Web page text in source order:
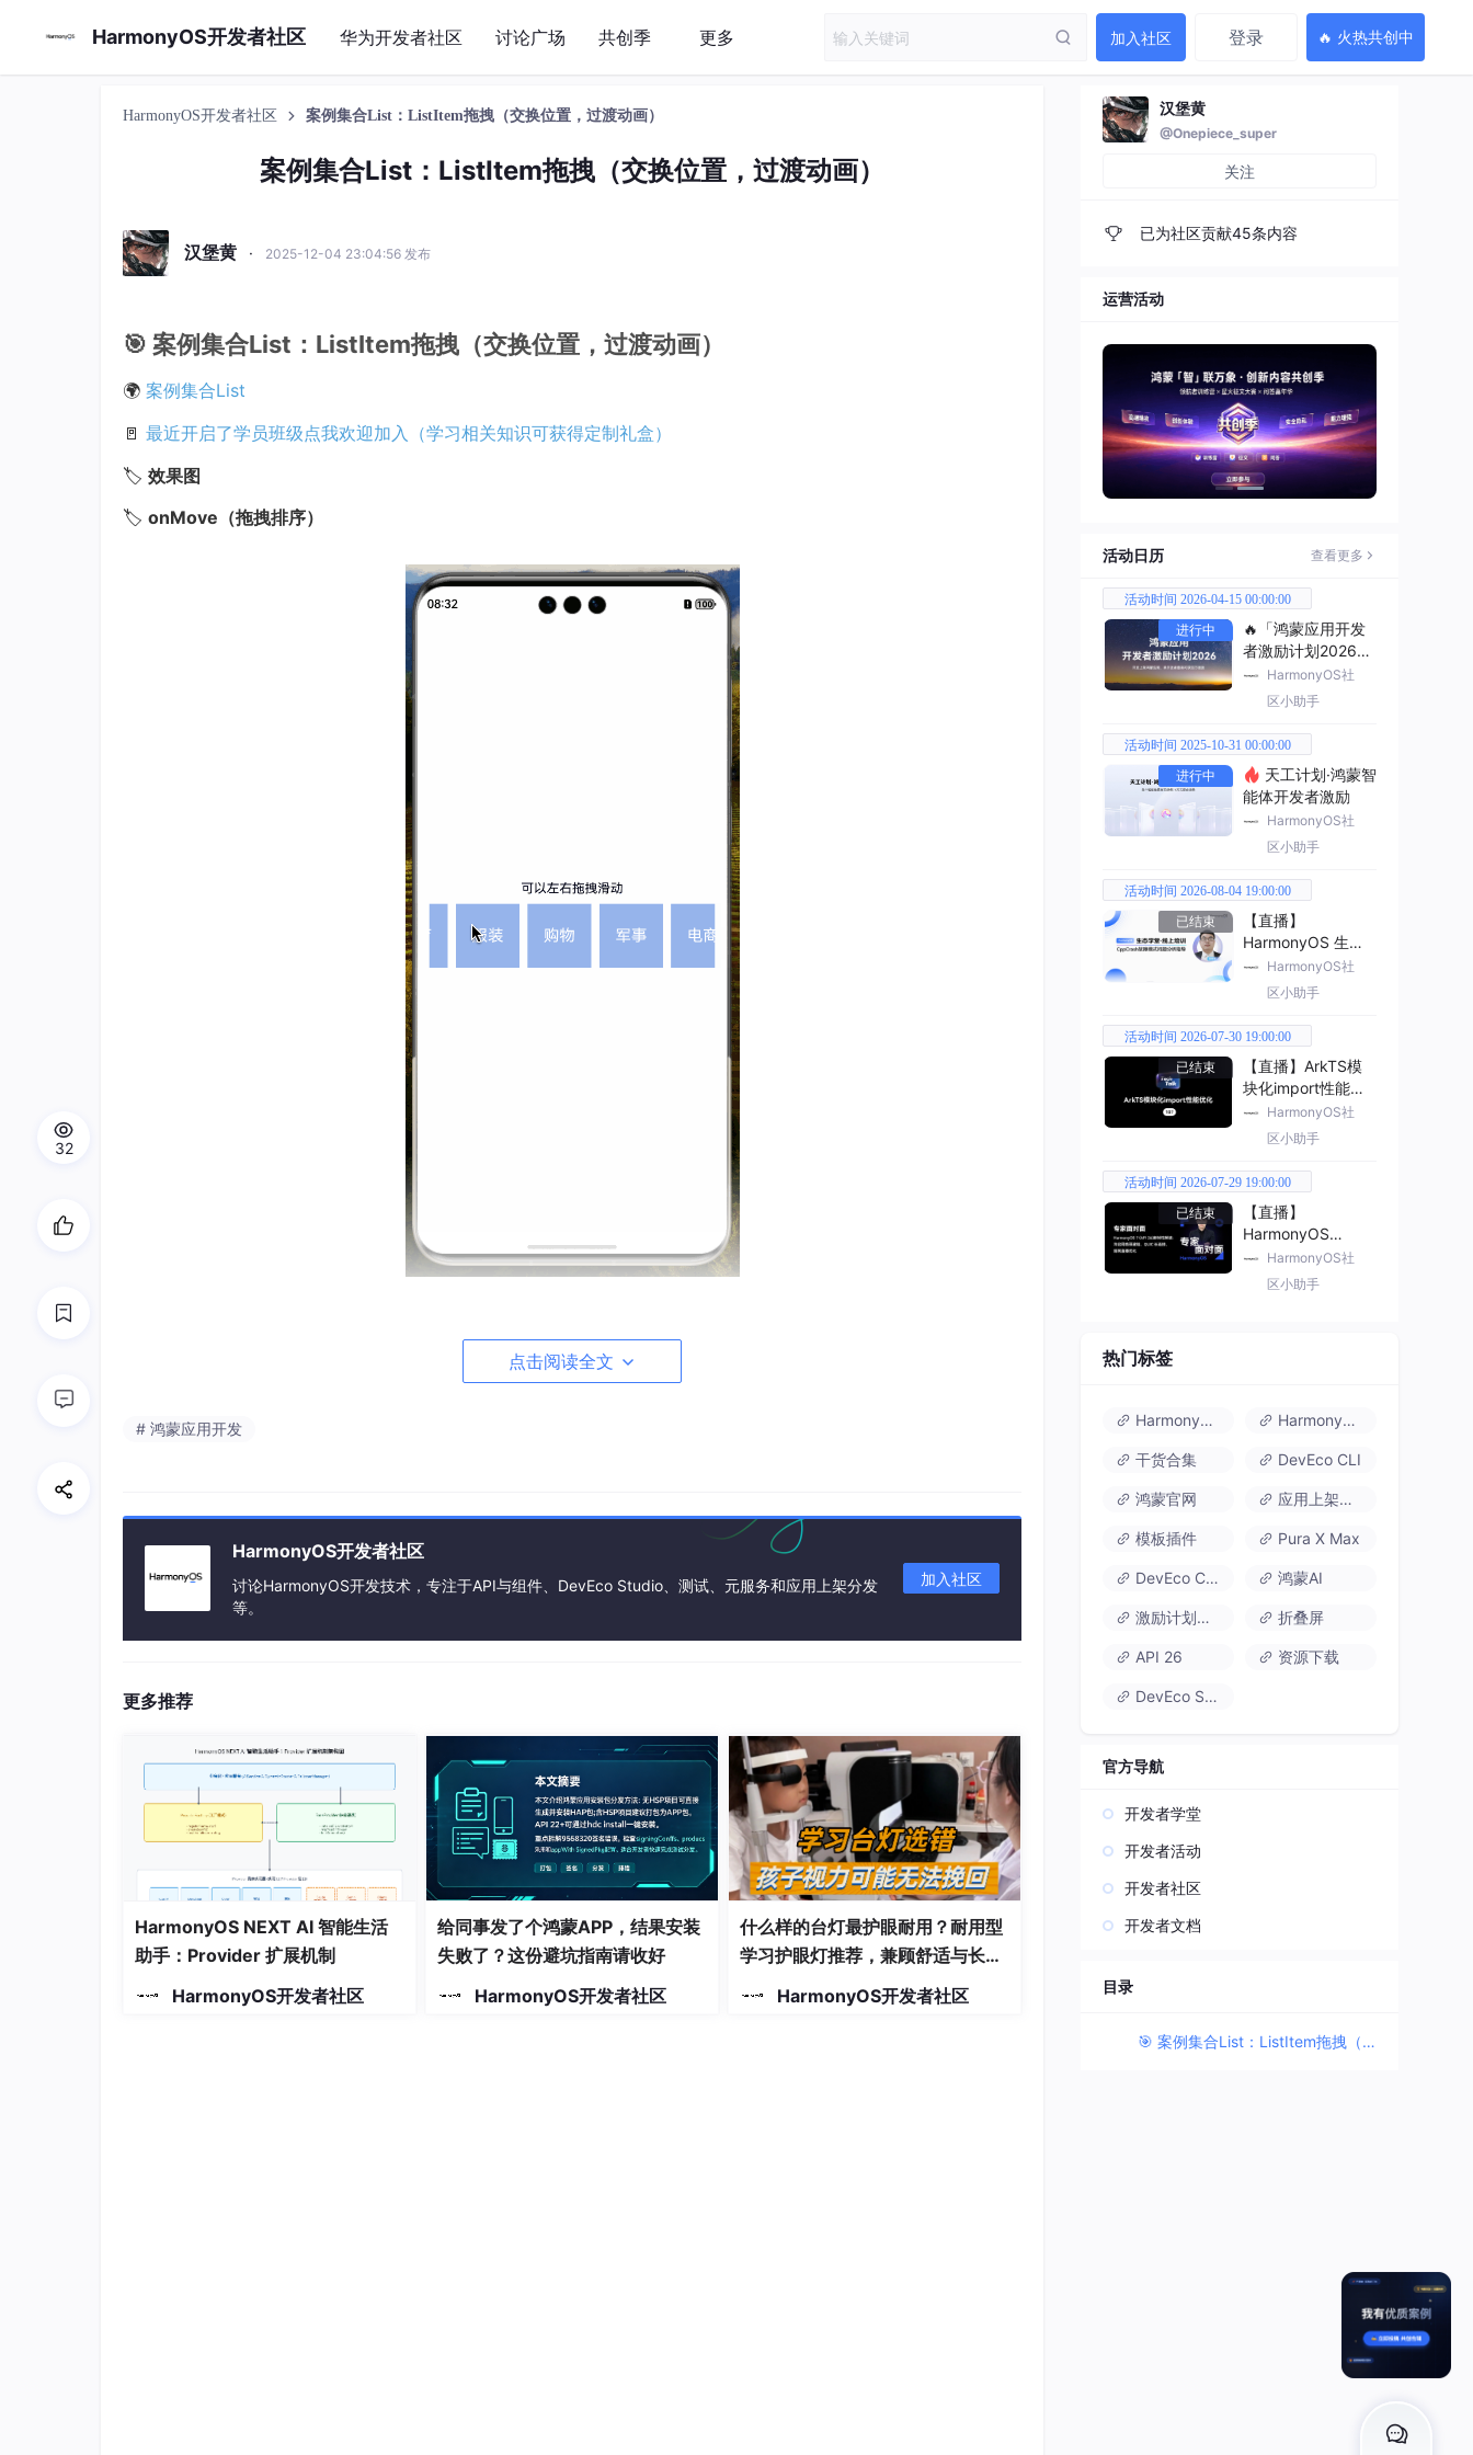
HarmonyOS开发者社区 华为开发者社区 讨论广场 共创季 更多 加入社区 登录 🔥 火热共创中
HarmonyOS开发者社区 案例集合List：ListItem拖拽（交换位置，过渡动画）
案例集合List：ListItem拖拽（交换位置，过渡动画）
汉堡黄 · 2025-12-04 23:04:56 发布
🎯 案例集合List：ListItem拖拽（交换位置，过渡动画）
🌍 案例集合List
🚪 最近开启了学员班级点我欢迎加入（学习相关知识可获得定制礼盒）
🏷️ 效果图
🏷 onMove（拖拽排序）
点击阅读全文
# 鸿蒙应用开发
HarmonyOS开发者社区
讨论HarmonyOS开发技术，专注于API与组件、DevEco Studio、测试、元服务和应用上架分发
等。
加入社区
更多推荐
HarmonyOS NEXT AI 智能生活
助手：Provider 扩展机制
HarmonyOS开发者社区
给同事发了个鸿蒙APP，结果安装
失败了？这份避坑指南请收好
HarmonyOS开发者社区
什么样的台灯最护眼耐用？耐用型
学习护眼灯推荐，兼顾舒适与长久
HarmonyOS开发者社区
32
汉堡黄
@Onepiece_super
关注
已为社区贡献45条内容
运营活动
活动日历 查看更多
活动时间 2026-04-15 00:00:00
进行中
🔥「鸿蒙应用开发
者激励计划2026」
已开启HarmonyOS社
区小助手
活动时间 2025-10-31 00:00:00
进行中
能体开发者激励
HarmonyOS社
区小助手
活动时间 2026-08-04 19:00:00
已结束
【直播】
HarmonyOS 生态
学堂·线上培训
HarmonyOS社
区小助手
活动时间 2026-07-30 19:00:00
已结束
【直播】ArkTS模
块化import性能优
化 HarmonyOS社
区小助手
活动时间 2026-07-29 19:00:00
已结束
【直播】
HarmonyOS
7（API 26） 新特
性解读
HarmonyOS社
区小助手
热门标签
HarmonyOS 6 HarmonyOS 7.0
干货合集 DevEco CLI
鸿蒙官网 应用上架速通
模板插件 Pura X Max
DevEco Code 鸿蒙AI
激励计划达标指南 折叠屏
API 26 资源下载
DevEco Studio
官方导航
开发者学堂
开发者活动
开发者社区
开发者文档
目录
🎯 案例集合List：ListItem拖拽（交换位置，过渡动画）